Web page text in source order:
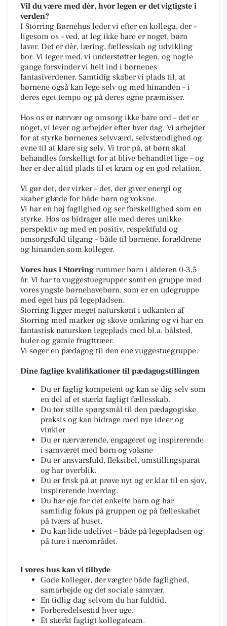
Vil du være med dér, hvor legen er det vigtigste i
verden?
I Storring Børnehus leder vi efter en kollega, der –
ligesom os – ved, at leg ikke bare er noget, børn
laver. Det er dér, læring, fællesskab og udvikling
bor. Vi leger med, vi understøtter legen, og nogle
gange forsvinder vi helt ind i børnenes
fantasiverdener. Samtidig skaber vi plads til, at
børnene også kan lege selv og med hinanden – i
deres eget tempo og på deres egne præmisser.
Hos os er nærvær og omsorg ikke bare ord – det er
noget, vi lever og arbejder efter hver dag. Vi arbejder
for at styrke børnenes selvværd, selvstændighed og
evne til at klare sig selv. Vi tror på, at børn skal
behandles forskelligt for at blive behandlet lige – og
her er der altid plads til et kram og en god relation.
Vi gør det, der virker – det, der giver energi og
skaber glæde for både børn og voksne.
Vi har en høj faglighed og ser forskellighed som en
styrke. Hos os bidrager alle med deres unikke
perspektiv og med en positiv, respektfuld og
omsorgsfuld tilgang – både til børnene, forældrene
og hinanden som kolleger.
Vores hus i Storring rummer børn i alderen 0-3,5
år. Vi har to vuggestuegrupper samt en gruppe med
vores yngste børnehavebørn, som er en udegruppe
med eget hus på legepladsen.
Storring ligger meget naturskønt i udkanten af
Storring med marker og skove omkring og vi har en
fantastisk naturskøn legeplads med bl.a. bålsted,
huler og gamle frugttræer.
Vi søger en pædagog til den ene vuggestuegruppe.
Dine faglige kvalifikationer til pædagogstillingen
Du er faglig kompetent og kan se dig selv som
en del af et stærkt fagligt fællesskab.
Du tør stille spørgsmål til den pædagogiske
praksis og kan bidrage med nye ideer og
vinkler
Du er nærværende, engageret og inspirerende
i samværet med børn og voksne
Du er ansvarsfuld, fleksibel, omstillingsparat
og har overblik.
Du er frisk på at prøve nyt og er klar til en sjov,
inspirerende hverdag.
Du har øje for det enkelte barn og har
samtidig fokus på gruppen og på fælleskabet
på tværs af huset.
Du kan lide udelivet – både på legepladsen og
på ture i nærområdet.
I vores hus kan vi tilbyde
Gode kolleger, der vægter både faglighed,
samarbejde og det sociale samvær.
En tidlig dag selvom du har fuldtid.
Forberedelsestid hver uge.
Et stærkt fagligt kollegateam.